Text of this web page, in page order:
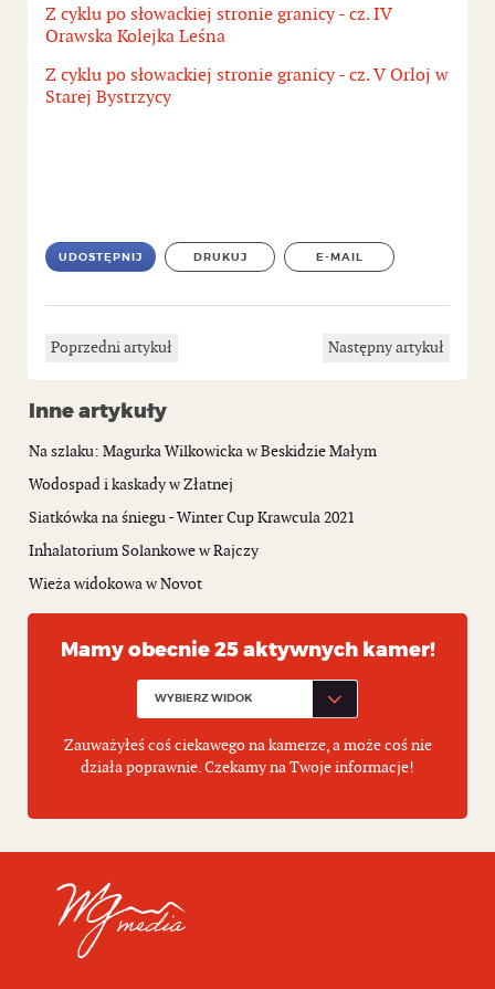
Z cyklu po słowackiej stronie granicy - cz. IV
Orawska Kolejka Leśna
Z cyklu po słowackiej stronie granicy - cz. V Orloj w
Starej Bystrzycy
UDOSTĘPNIJ DRUKUJ E-MAIL
Poprzedni artykuł Następny artykuł
Inne artykuły
Na szlaku: Magurka Wilkowicka w Beskidzie Małym
Wodospad i kaskady w Złatnej
Siatkówka na śniegu - Winter Cup Krawcula 2021
Inhalatorium Solankowe w Rajczy
Wieża widokowa w Novot
Mamy obecnie 25 aktywnych kamer!
Zauważyłeś coś ciekawego na kamerze, a może coś nie
działa poprawnie. Czekamy na Twoje informacje!